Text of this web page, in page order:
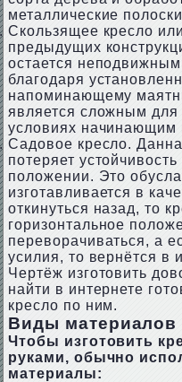
металлические
Скользящее кресло
предыдущих
остается
благодаря
напоминающему
является сложным
условиях начинающим
Садовое кресло.
потеряет
положении. Это
изготавливается в
откинуться назад, то
горизонтальное
переворачиваться, а
усилия, то вернётся в
Чертёж изготовить
найти в интернете
кресло по ним.
Виды материалов
Чтобы изготовить
руками, обычно
материалы: